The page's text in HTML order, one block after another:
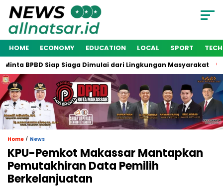
HOME ECONOMY EDUCATION LOCAL SPORT
BPBD Siap Siaga Dimulai dari Lingkungan Masyarakat
Home / News
KPU-Pemkot Makassar Mantapkan
Pemutakhiran Data Pemilih
Berkelanjuatan